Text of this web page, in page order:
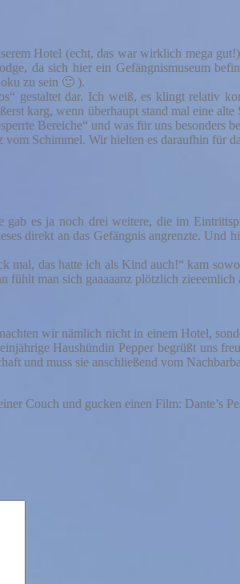
Hotel (echt, das war wirklich mega
da sich hier ein Gefängnismuseum
zu sein 🙂 ).
gestaltet dar. Ich weiß, es klingt relativ
karg, wenn überhaupt stand mal eine
Bereiche“ und was für uns
Schimmel. Wir hielten es daraufhin für
es ja noch drei weitere, die im
direkt an das Gefängnis angrenzte. Und
mal, das hatte ich als Kind auch!“ kam
man sich gaaaaanz plötzlich zieeemlich
wir nämlich nicht in einem Hotel,
Haushündin Pepper begrüßt uns
und muss sie anschließend vom
Couch und gucken einen Film: Dante’s